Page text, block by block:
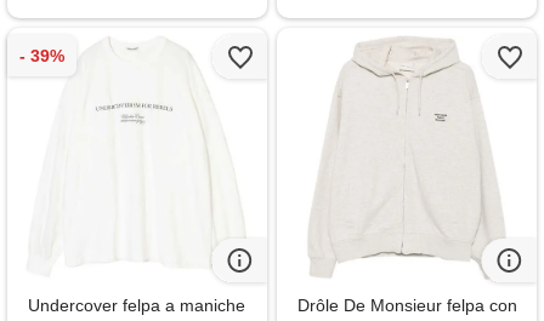
Undercover felpa a maniche
Drôle De Monsieur felpa con